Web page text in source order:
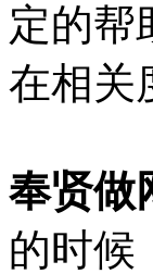
定的帮
在相关
奉贤做
的时候